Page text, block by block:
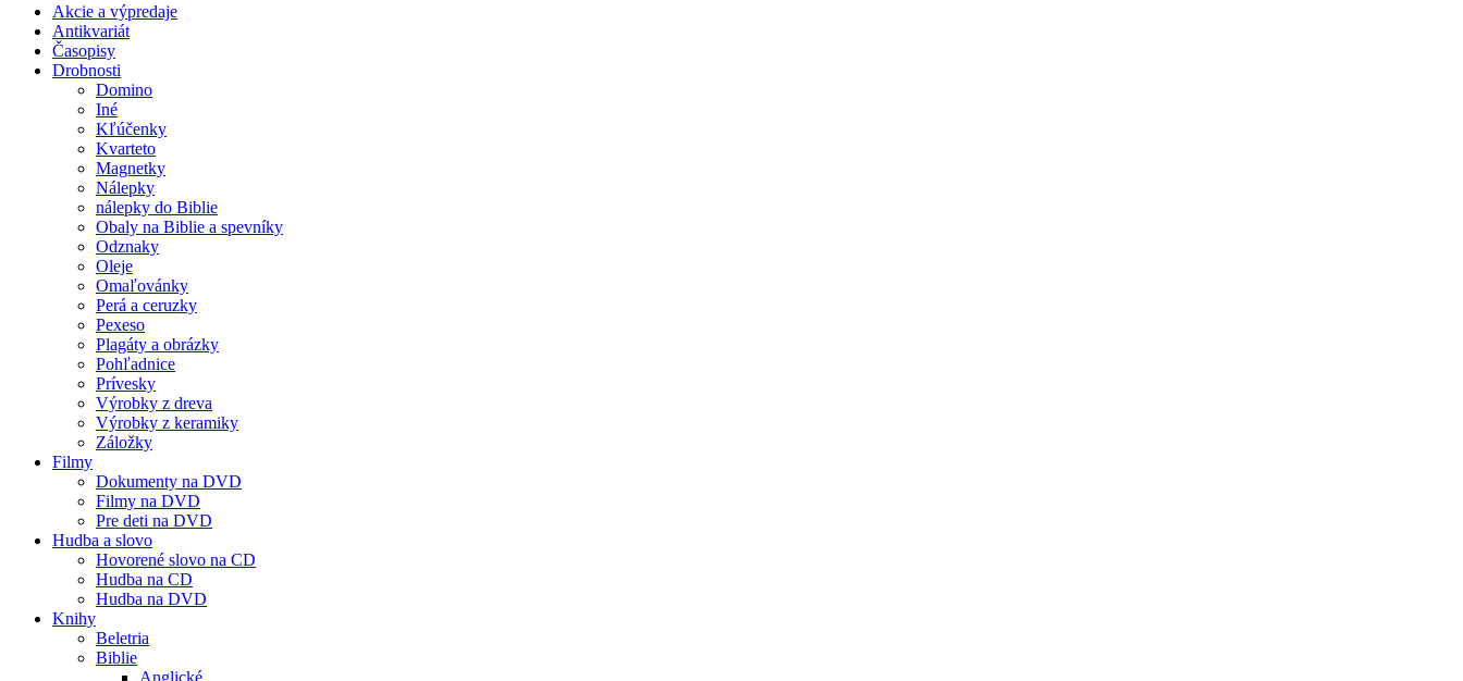
Akcie a výpredaje
Antikvariát
Časopisy
Drobnosti
Domino
Iné
Kľúčenky
Kvarteto
Magnetky
Nálepky
nálepky do Biblie
Obaly na Biblie a spevníky
Odznaky
Oleje
Omaľovánky
Perá a ceruzky
Pexeso
Plagáty a obrázky
Pohľadnice
Prívesky
Výrobky z dreva
Výrobky z keramiky
Záložky
Filmy
Dokumenty na DVD
Filmy na DVD
Pre deti na DVD
Hudba a slovo
Hovorené slovo na CD
Hudba na CD
Hudba na DVD
Knihy
Beletria
Biblie
Anglické